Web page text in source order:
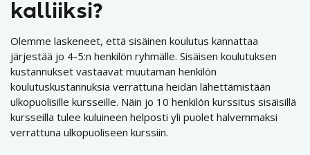
kalliiksi?
Olemme laskeneet, että sisäinen koulutus kannattaa
järjestää jo 4-5:n henkilön ryhmälle. Sisäisen koulutuksen
kustannukset vastaavat muutaman henkilön
koulutuskustannuksia verrattuna heidän lähettämistään
ulkopuolisille kursseille. Näin jo 10 henkilön kurssitus sisäisillä
kursseilla tulee kuluineen helposti yli puolet halvemmaksi
verrattuna ulkopuoliseen kurssiin.